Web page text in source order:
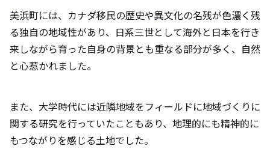
美浜町には、カナダ移民の歴史や異文化の名残が色濃く残
る独自の地域性があり、日系三世として海外と日本を行き
来しながら育った自身の背景とも重なる部分が多く、自然
と心惹かれました。
また、大学時代には近隣地域をフィールドに地域づくりに
関する研究を行っていたこともあり、地理的にも精神的に
もつながりを感じる土地でした。